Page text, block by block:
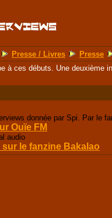
Presse / Livres
Presse
à ces débuts. Une deuxième
donnée par Spi. Par le
Ouïe FM
audio
sur le fanzine Bakalao